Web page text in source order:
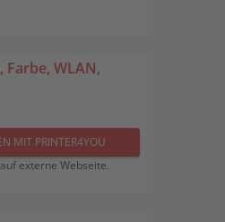
WLAN,
MIT PRINTER4YOU
externe Webseite.